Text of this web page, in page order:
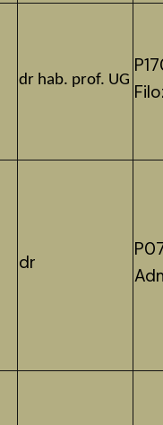
dr hab. prof. UG
dr